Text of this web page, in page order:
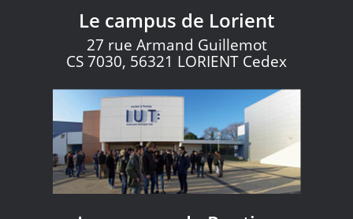
Le campus de Lorient
27 rue Armand Guillemot
CS 7030, 56321 LORIENT Cedex